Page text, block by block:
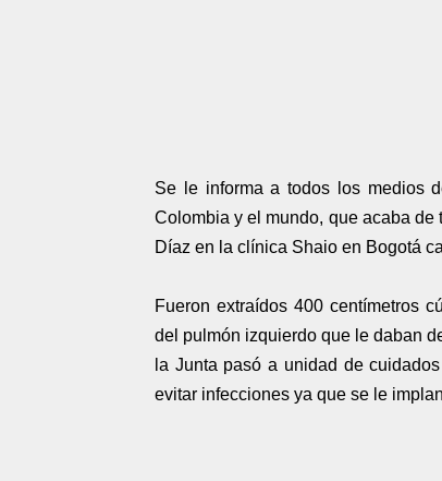
Se le informa a todos los medios
Colombia y el mundo, que acaba
Díaz en la clínica Shaio en Bogotá
Fueron extraídos 400 centímetros
del pulmón izquierdo que le daban
la Junta pasó a unidad de
evitar infecciones ya que se le